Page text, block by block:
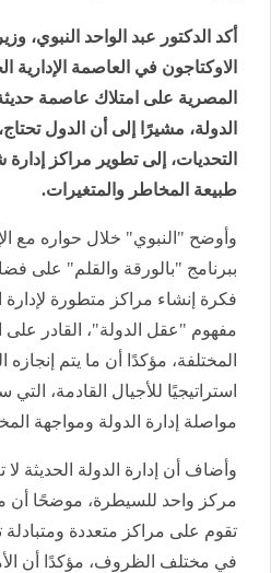
أكد الدكتور عبد الواحد النبوي،
الاوكتاجون في العاصمة
المصرية على امتلاك عاصمة
الدولة، مشيرًا إلى أن الدول
التحديات، إلى تطوير مراكز
طبيعة المخاطر والمتغيرات.
وأوضح "النبوي" خلال حواره مع
فكرة إنشاء مراكز متطورة لإدارة
مفهوم "عقل الدولة"، القادر على
المختلفة، مؤكدًا أن ما يتم إنجازه
استراتيجيًا للأجيال القادمة،
مواصلة إدارة الدولة ومواجهة
وأضاف أن إدارة الدولة الحديثة
مركز واحد للسيطرة، موضحًا أن
تقوم على مراكز متعددة
في مختلف الظروف، مؤكدًا أن